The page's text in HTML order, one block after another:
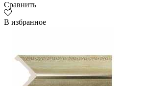
Сравнить
В избранное